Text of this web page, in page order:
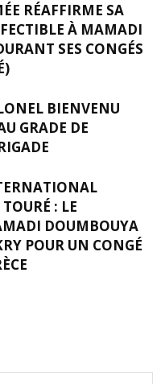
RÉAFFIRME SA
À MAMADI
SES CONGÉS
BIENVENU
GRADE DE
: LE
DOUMBOUYA
POUR UN CONGÉ